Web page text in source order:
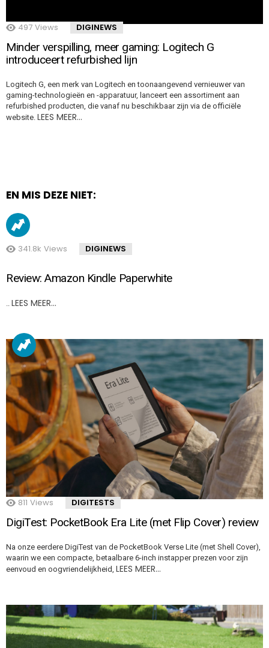
497 Views DIGINEWS
Minder verspilling, meer gaming: Logitech G
introduceert refurbished lijn
Logitech G, een merk van Logitech en toonaangevend vernieuwer van
gaming-technologieën en -apparatuur, lanceert een assortiment aan
refurbished producten, die vanaf nu beschikbaar zijn via de officiële
website. LEES MEER…
EN MIS DEZE NIET:
341.8k Views DIGINEWS
Review: Amazon Kindle Paperwhite
LEES MEER…
811 Views DIGITESTS
DigiTest: PocketBook Era Lite (met Flip Cover) review
Na onze eerdere DigiTest van de PocketBook Verse Lite (met Shell Cover),
waarin we een compacte, betaalbare 6-inch instapper prezen voor zijn
eenvoud en oogvriendelijkheid, LEES MEER…